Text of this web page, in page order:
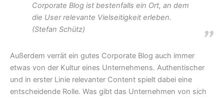
Corporate Blog ist bestenfalls ein Ort, an dem
die User relevante Vielseitigkeit erleben.
(Stefan Schütz)
Außerdem verrät ein gutes Corporate Blog auch immer
etwas von der Kultur eines Unternehmens. Authentischer
und in erster Linie relevanter Content spielt dabei eine
entscheidende Rolle. Was gibt das Unternehmen von sich